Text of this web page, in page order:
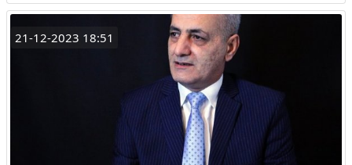
21-12-2023 18:51